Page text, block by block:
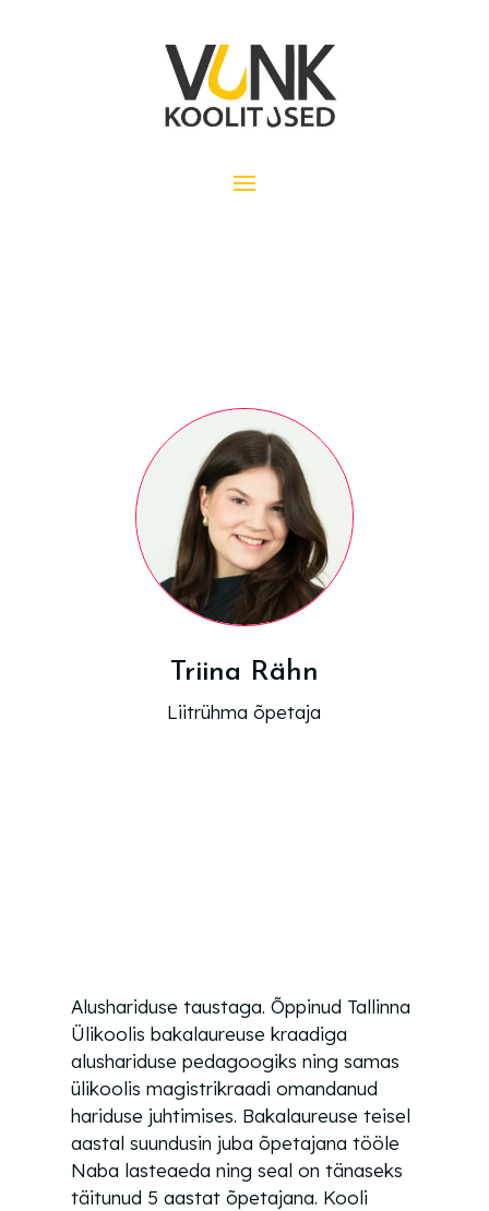
Triina Rähn
Liitrühma õpetaja
Alushariduse taustaga. Õppinud Tallinna
Ülikoolis bakalaureuse kraadiga
alushariduse pedagoogiks ning samas
ülikoolis magistrikraadi omandanud
hariduse juhtimises. Bakalaureuse teisel
aastal suundusin juba õpetajana tööle
Naba lasteaeda ning seal on tänaseks
täitunud 5 aastat õpetajana. Kooli